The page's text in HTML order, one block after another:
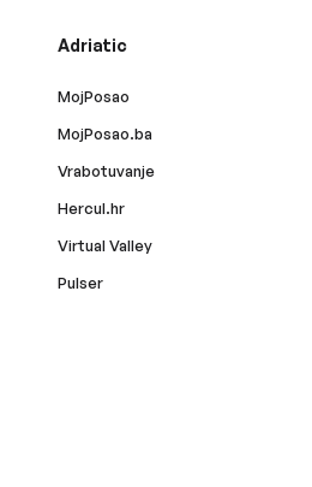
Adriatic
MojPosao
MojPosao.ba
Vrabotuvanje
Hercul.hr
Virtual Valley
Pulser